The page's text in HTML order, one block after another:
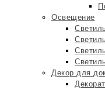
Освещение
Декор для